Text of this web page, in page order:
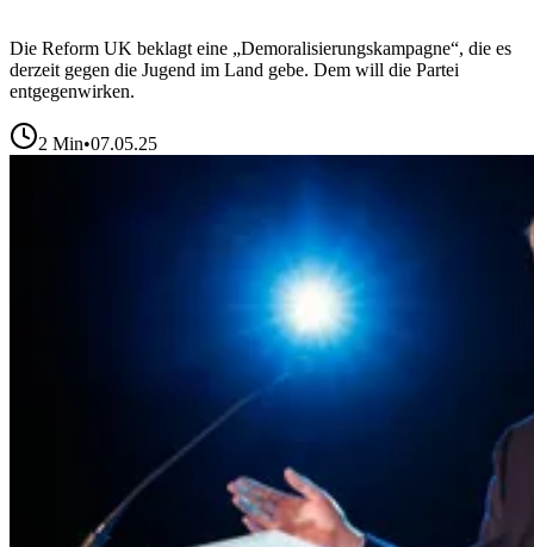
Die Reform UK beklagt eine „Demoralisierungskampagne“, die es
derzeit gegen die Jugend im Land gebe. Dem will die Partei
entgegenwirken.
2 Min•07.05.25